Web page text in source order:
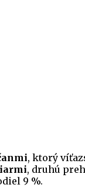
, ktorý
, druhú
9 %.